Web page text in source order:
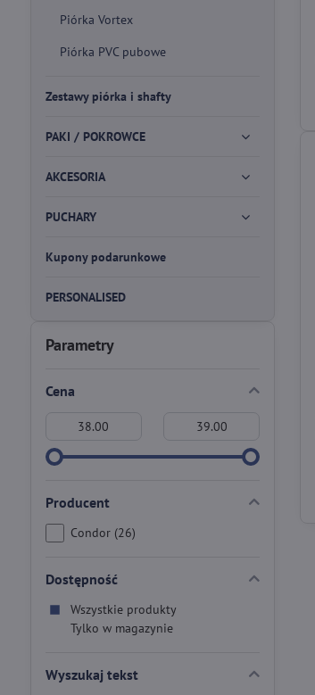
Parametry
Cena
Producent
Condor (26)
Dostępność
Wszystkie produkty
Tylko w magazynie
Wyszukaj tekst
Piórka Vortex
Piórka PVC pubowe
Zestawy piórka i shafty
PAKI / POKROWCE
AKCESORIA
PUCHARY
Kupony podarunkowe
PERSONALISED